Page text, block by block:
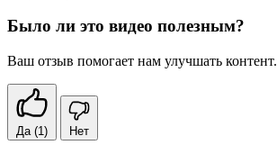
Было ли это видео полезным?
Ваш отзыв помогает нам улучшать контент.
Да (1) Нет